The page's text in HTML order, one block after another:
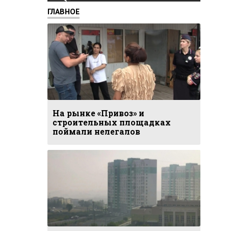
ГЛАВНОЕ
На рынке «Привоз» и
строительных площадках
поймали нелегалов